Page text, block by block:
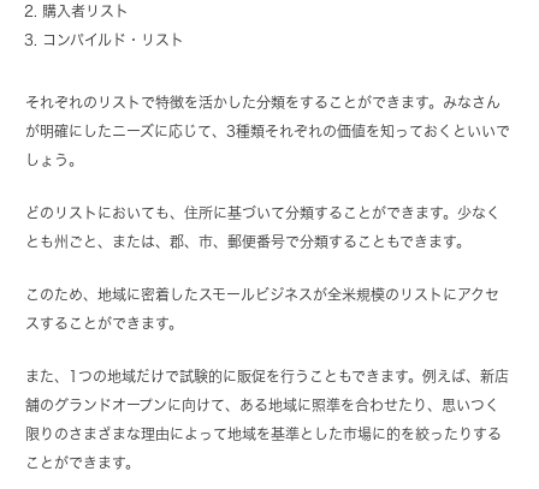
購入者リスト
コンパイルド・リスト
それぞれのリストで特徴を活かした分類をすることができます。みなさん
が明確にしたニーズに応じて、3種類それぞれの価値を知っておくといいで
しょう。
どのリストにおいても、住所に基づいて分類することができます。少なく
とも州ごと、または、郡、市、郵便番号で分類することもできます。
このため、地域に密着したスモールビジネスが全米規模のリストにアクセ
スすることができます。
また、1つの地域だけで試験的に販促を行うこともできます。例えば、新店
舗のグランドオープンに向けて、ある地域に照準を合わせたり、思いつく
限りのさまざまな理由によって地域を基準とした市場に的を絞ったりする
ことができます。